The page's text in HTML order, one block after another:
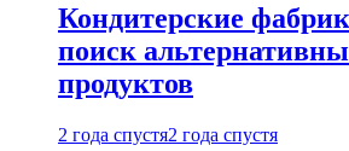
Кондитерские
поиск
продуктов
2 года спустя2 года спустя